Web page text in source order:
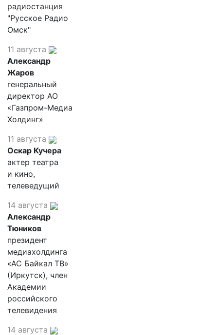
радиостанция
"Русское Радио
Омск"
11 августа
Александр
Жаров
генеральный
директор АО
«Газпром-Медиа
Холдинг»
11 августа
Оскар Кучера
актер театра
и кино,
телеведущий
14 августа
Александр
Тюников
президент
медиахолдинга
«АС Байкал ТВ»
(Иркутск), член
Академии
российского
телевидения
14 августа